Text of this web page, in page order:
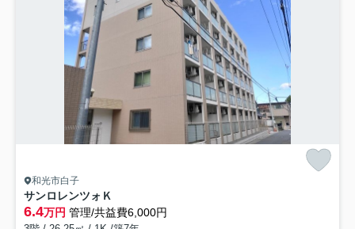
和光市白子
サンロレンツォＫ
6.4万円 管理/共益費6,000円